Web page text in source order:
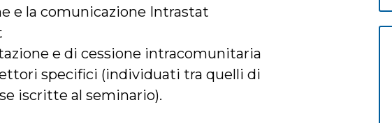
e la comunicazione Intrastat
e di cessione intracomunitaria
specifici (individuati tra quelli di
iscritte al seminario).